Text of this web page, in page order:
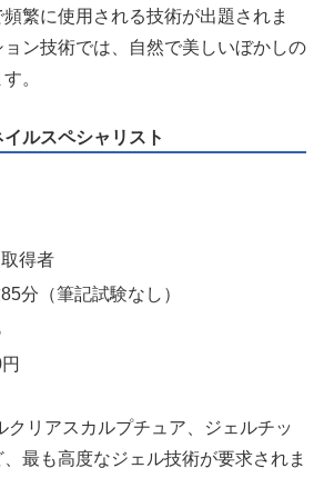
繁に使用される技術が出題されま
ン技術では、自然で美しいぼかしの
。
イルスペシャリスト
得者
分（筆記試験なし）
クリアスカルプチュア、ジェルチッ
最も高度なジェル技術が要求されま